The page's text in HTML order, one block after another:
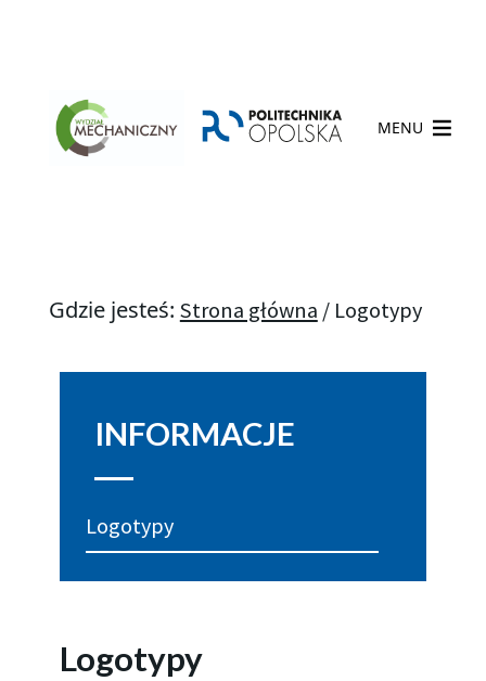
MENU
Gdzie jesteś: Strona główna / Logotypy
INFORMACJE
Logotypy
Logotypy